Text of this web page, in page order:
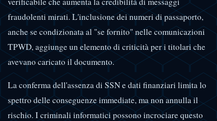
fraudolenti mirati. L'inclusione dei numeri di passaporto,
anche se condizionata al "se fornito" nelle comunicazioni
TPWD, aggiunge un elemento di criticità per i titolari che
avevano caricato il documento.
La conferma dell'assenza di SSN e dati finanziari limita lo
spettro delle conseguenze immediate, ma non annulla il
rischio. I criminali informatici possono incrociare questo